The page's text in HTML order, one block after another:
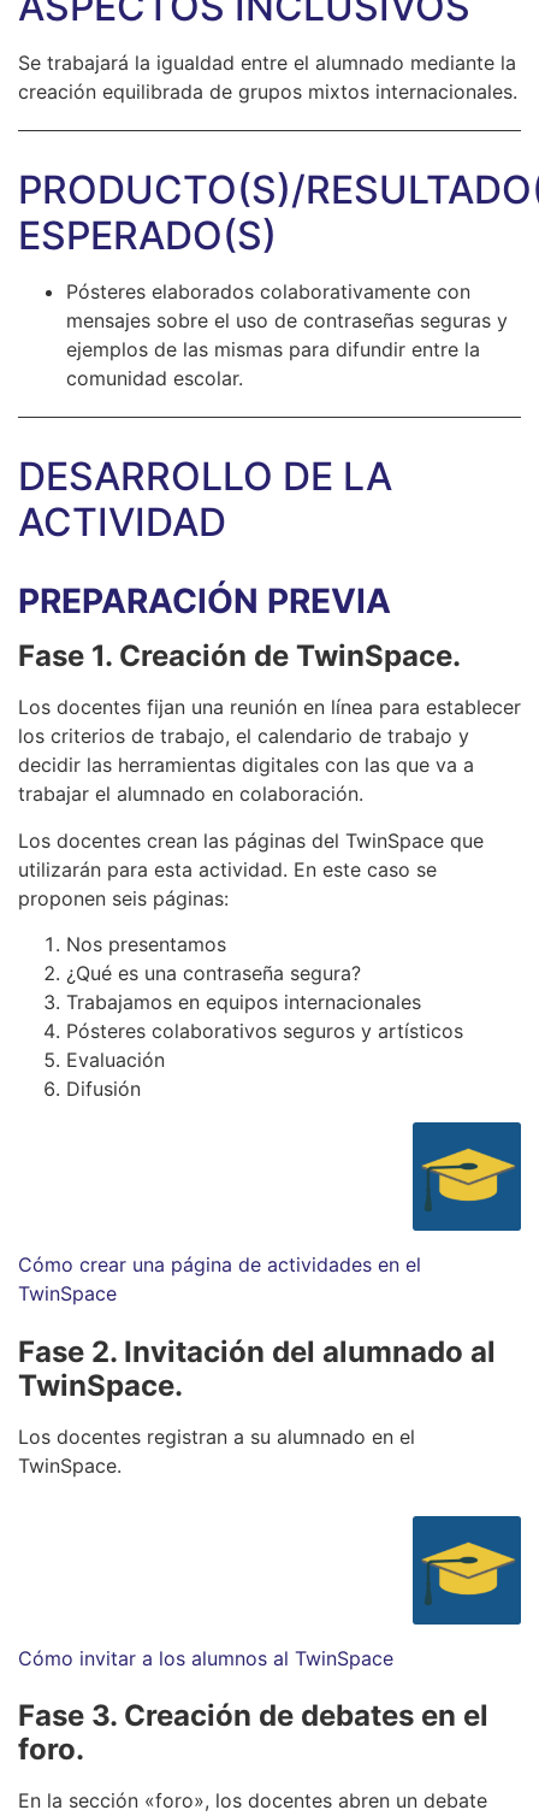
Se trabajará la igualdad entre el alumnado mediante la
creación equilibrada de grupos mixtos internacionales.
PRODUCTO(S)/
ESPERADO(S)
Pósteres elaborados colaborativamente con
mensajes sobre el uso de contraseñas seguras y
ejemplos de las mismas para difundir entre la
comunidad escolar.
DESARROLLO DE LA
ACTIVIDAD
PREPARACIÓN PREVIA
Fase 1. Creación de TwinSpace.
Los docentes fijan una reunión en línea para establecer
los criterios de trabajo, el calendario de trabajo y
decidir las herramientas digitales con las que va a
trabajar el alumnado en colaboración.
Los docentes crean las páginas del TwinSpace que
utilizarán para esta actividad. En este caso se
proponen seis páginas:
Nos presentamos
¿Qué es una contraseña segura?
Trabajamos en equipos internacionales
Pósteres colaborativos seguros y artísticos
Evaluación
Difusión
Cómo crear una página de actividades en el
TwinSpace
Fase 2. Invitación del alumnado al
TwinSpace.
Los docentes registran a su alumnado en el
TwinSpace.
Cómo invitar a los alumnos al TwinSpace
Fase 3. Creación de debates en el
foro.
En la sección «foro», los docentes abren un debate